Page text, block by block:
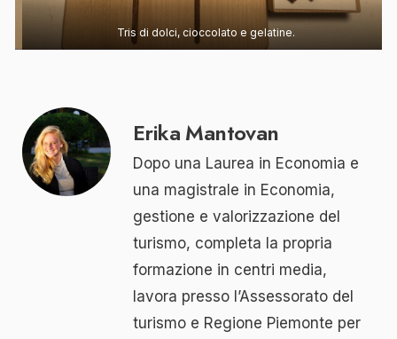
Tris di dolci, cioccolato e gelatine.
Erika Mantovan
Dopo una Laurea in Economia e
una magistrale in Economia,
gestione e valorizzazione del
turismo, completa la propria
formazione in centri media,
lavora presso l’Assessorato del
turismo e Regione Piemonte per